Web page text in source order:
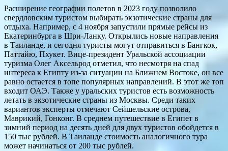
Расширение географии полетов в 2023 году позволило
свердловским туристом выбирать экзотические страны для
отдыха. Например, с 4 ноября запустили прямые рейсы из
Екатеринбурга в Шри-Ланку. Открылись новые направления
в Таиланде, и сегодня туристы могут отправиться в Бангкок,
Паттайю, Пхукет. Вице-президент Уральской ассоциации
туризма Олег Аксельрод отметил, что несмотря на спад
интереса к Египту из-за ситуации на Ближнем Востоке, он все
равно остается в топе популярных направлений. В этот же топ
входит ОАЭ. Также у уральских туристов есть возможность
летать в экзотические страны из Москвы. Среди таких
вариантов эксперты отмечают Сейшельские острова,
Маврикий, Гонконг. В среднем путешествие в Египет в
зимний период на десять дней для двух туристов обойдется в
150 тыс рублей. В Таиланде стоимость аналогичного тура
может начинаться от 200 тыс рублей.